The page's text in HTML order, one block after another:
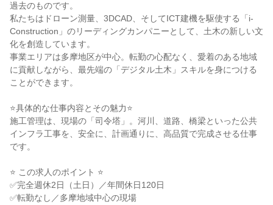
過去のものです。
私たちはドローン測量、3DCAD、そしてICT建機を駆使する「i-
Construction」のリーディングカンパニーとして、土木の新しい文
化を創造しています。
事業エリアは多摩地区が中心。転勤の心配なく、愛着のある地域
に貢献しながら、最先端の「デジタル土木」スキルを身につける
ことができます。
⭐具体的な仕事内容とその魅力⭐
施工管理は、現場の「司令塔」。河川、道路、橋梁といった公共
インフラ工事を、安全に、計画通りに、高品質で完成させる仕事
です。
⭐ この求人のポイント ⭐
✅完全週休2日（土日）／年間休日120日
✅転勤なし／多摩地域中心の現場